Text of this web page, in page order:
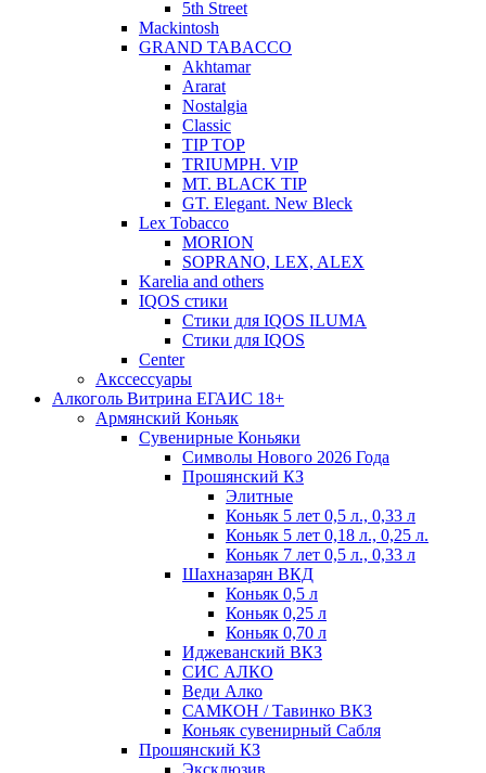
5th Street
Mackintosh
GRAND TABACCO
Akhtamar
Ararat
Nostalgia
Classic
TIP TOP
TRIUMPH. VIP
MT. BLACK TIP
GT. Elegant. New Bleck
Lex Tobacco
MORION
SOPRANO, LEX, ALEX
Karelia and others
IQOS стики
Стики для IQOS ILUMA
Стики для IQOS
Сenter
Акссессуары
Алкоголь Витрина ЕГАИС 18+
Армянский Коньяк
Сувенирные Коньяки
Символы Нового 2026 Года
Прошянский КЗ
Элитные
Коньяк 5 лет 0,5 л., 0,33 л
Коньяк 5 лет 0,18 л., 0,25 л.
Коньяк 7 лет 0,5 л., 0,33 л
Шахназарян ВКД
Коньяк 0,5 л
Коньяк 0,25 л
Коньяк 0,70 л
Иджеванский ВКЗ
СИС АЛКО
Веди Алко
САМКОН / Тавинко ВКЗ
Коньяк сувенирный Сабля
Прошянский КЗ
Эксклюзив